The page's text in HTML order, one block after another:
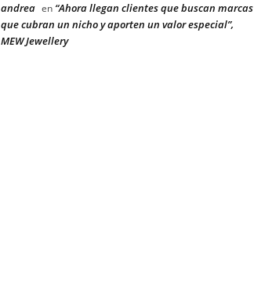
andrea en “Ahora llegan clientes que buscan marcas
que cubran un nicho y aporten un valor especial”,
MEW Jewellery